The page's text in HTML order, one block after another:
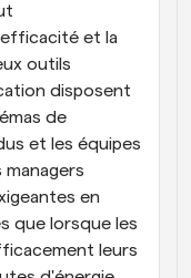
et la
outils
disposent
de
et les équipes
managers
en
que lorsque les
leurs